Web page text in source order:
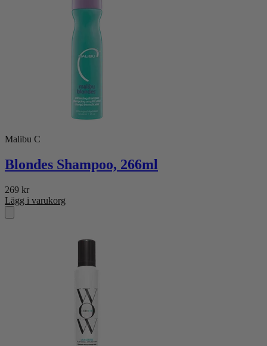
Malibu C
Blondes Shampoo, 266ml
269 kr
Lägg i varukorg